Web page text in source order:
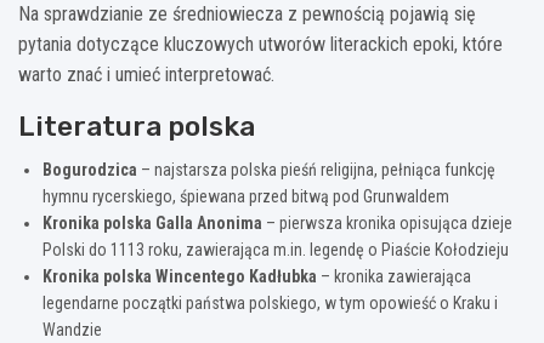
Na sprawdzianie ze średniowiecza z pewnością pojawią się
pytania dotyczące kluczowych utworów literackich epoki, które
warto znać i umieć interpretować.
Literatura polska
Bogurodzica – najstarsza polska pieśń religijna, pełniąca funkcję
hymnu rycerskiego, śpiewana przed bitwą pod Grunwaldem
Kronika polska Galla Anonima – pierwsza kronika opisująca dzieje
Polski do 1113 roku, zawierająca m.in. legendę o Piaście Kołodzieju
Kronika polska Wincentego Kadłubka – kronika zawierająca
legendarne początki państwa polskiego, w tym opowieść o Kraku i
Wandzie